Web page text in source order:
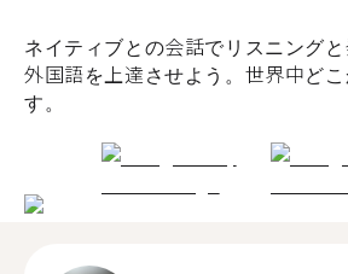
ネイティブとの会話でリスニングと
外国語を上達させよう。世界中ど
す。